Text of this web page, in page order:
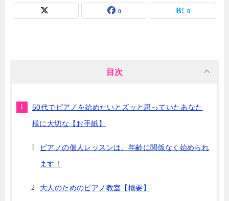
0 0
目次
50代でピアノを始めたいとズッと思っていたあなた
様に大切な【お手紙】
ピアノの個人レッスンは、年齢に関係なく始められ
ます！
大人のためのピアノ教室【概要】